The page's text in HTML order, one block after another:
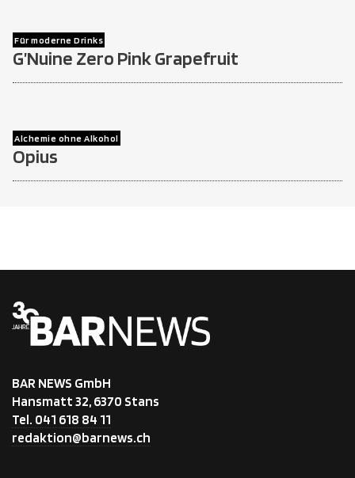
Für moderne Drinks
G’Nuine Zero Pink Grapefruit
Alchemie ohne Alkohol
Opius
BAR NEWS GmbH
Hansmatt 32, 6370 Stans
Tel. 041 618 84 11
redaktion@barnews.ch